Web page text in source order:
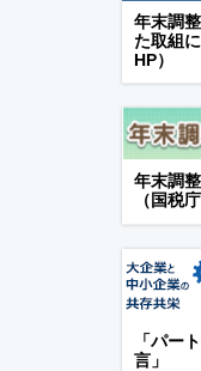
年末調
た取組
HP）
年末調
（国税
「パー
言」